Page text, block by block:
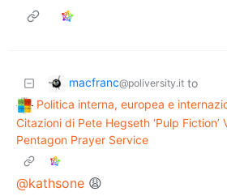
macfranc@poliversity.it to
Politica interna, europea e
Citazioni di Pete Hegseth ‘Pulp
Pentagon Prayer Service
@kathsone 😩